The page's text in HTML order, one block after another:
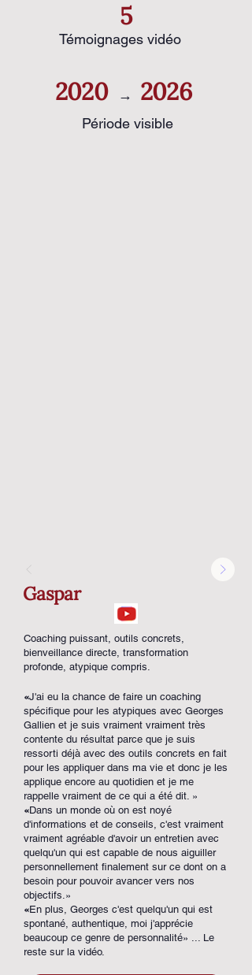
5
Témoignages vidéo
2020 → 2026
Période visible
Gaspar
Coaching puissant, outils concrets,
bienveillance directe, transformation
profonde, atypique compris.
«J'ai eu la chance de faire un coaching
spécifique pour les atypiques avec Georges
Gallien et je suis vraiment vraiment très
contente du résultat parce que je suis
ressorti déjà avec des outils concrets en fait
pour les appliquer dans ma vie et donc je les
applique encore au quotidien et je me
rappelle vraiment de ce qui a été dit. »
«Dans un monde où on est noyé
d'informations et de conseils, c'est vraiment
vraiment agréable d'avoir un entretien avec
quelqu'un qui est capable de nous aiguiller
personnellement finalement sur ce dont on a
besoin pour pouvoir avancer vers nos
objectifs.»
«En plus, Georges c'est quelqu'un qui est
spontané, authentique, moi j'apprécie
beaucoup ce genre de personnalité» ... Le
reste sur la vidéo.